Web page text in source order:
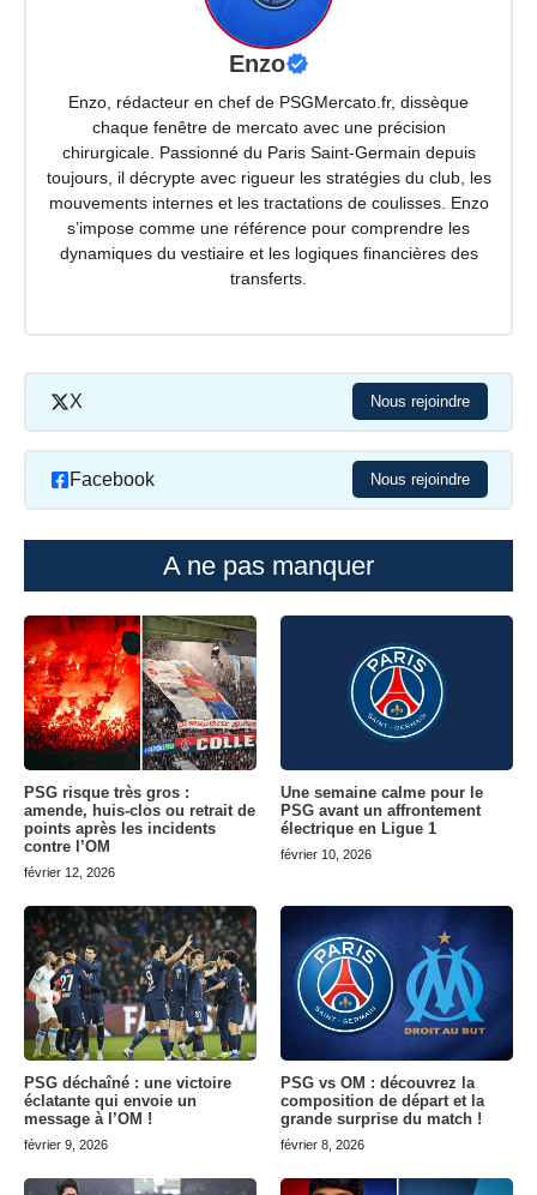
Enzo
Enzo, rédacteur en chef de PSGMercato.fr, dissèque
chaque fenêtre de mercato avec une précision
chirurgicale. Passionné du Paris Saint-Germain depuis
toujours, il décrypte avec rigueur les stratégies du club, les
mouvements internes et les tractations de coulisses. Enzo
s’impose comme une référence pour comprendre les
dynamiques du vestiaire et les logiques financières des
transferts.
X Nous rejoindre
Facebook Nous rejoindre
A ne pas manquer
PSG risque très gros :
amende, huis-clos ou retrait de
points après les incidents
contre l’OM
février 12, 2026
Une semaine calme pour le
PSG avant un affrontement
électrique en Ligue 1
février 10, 2026
PSG déchaîné : une victoire
éclatante qui envoie un
message à l’OM !
février 9, 2026
PSG vs OM : découvrez la
composition de départ et la
grande surprise du match !
février 8, 2026